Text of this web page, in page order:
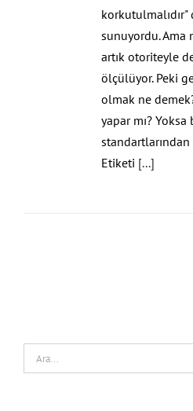
korkutulmalıdır"
sunuyordu.
artık otoriteyle
ölçülüyor. Peki
olmak ne
yapar mı?
Etiketi [...]
Search
for: